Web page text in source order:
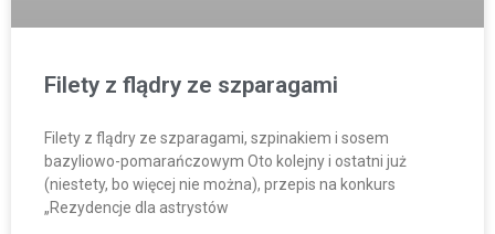
Filety z flądry ze szparagami
Filety z flądry ze szparagami, szpinakiem i sosem
bazyliowo-pomarańczowym Oto kolejny i ostatni już
(niestety, bo więcej nie można), przepis na konkurs
„Rezydencje dla astrystów